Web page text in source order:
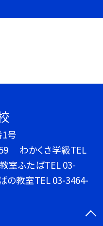
号
わかくさ学級TEL
室ふたばTEL 03-
の教室TEL 03-3464-